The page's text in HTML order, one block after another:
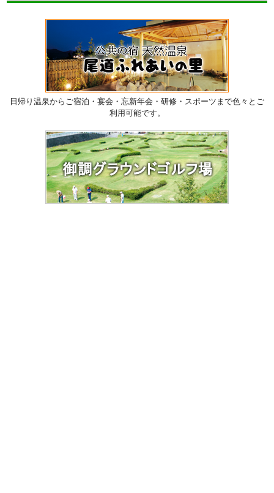
日帰り温泉からご宿泊・宴会・忘新年会・研修・スポーツまで色々とご
利用可能です。